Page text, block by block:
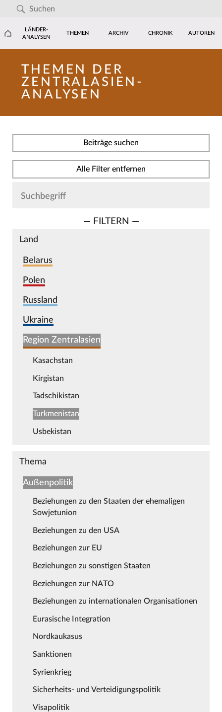
LÄNDER-
ANALYSEN
THEMEN ARCHIV CHRONIK AUTOREN
THEMEN DER
ZENTRALASIEN-
ANALYSEN
Beiträge suchen
Alle Filter entfernen
— FILTERN —
Land
Belarus
Polen
Russland
Ukraine
Region Zentralasien
Kasachstan
Kirgistan
Tadschikistan
Turkmenistan
Usbekistan
Thema
Außenpolitik
Beziehungen zu den Staaten der ehemaligen
Sowjetunion
Beziehungen zu den USA
Beziehungen zur EU
Beziehungen zu sonstigen Staaten
Beziehungen zur NATO
Beziehungen zu internationalen Organisationen
Eurasische Integration
Nordkaukasus
Sanktionen
Syrienkrieg
Sicherheits- und Verteidigungspolitik
Visapolitik